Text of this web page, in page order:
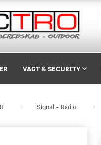
VAGT & SECURITY
Signal - Radio